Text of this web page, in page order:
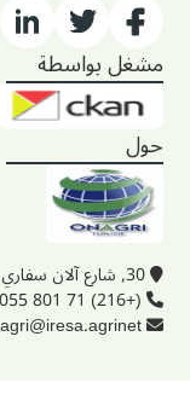
مشغل بواسطة
حول
30, شارع آلان سفاري , 1002 تونس
(+216) 71 801 055 / 478 "
onagri@iresa.agrinet